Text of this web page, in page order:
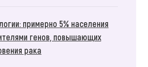
примерно 5% населения
генов, повышающих
рака